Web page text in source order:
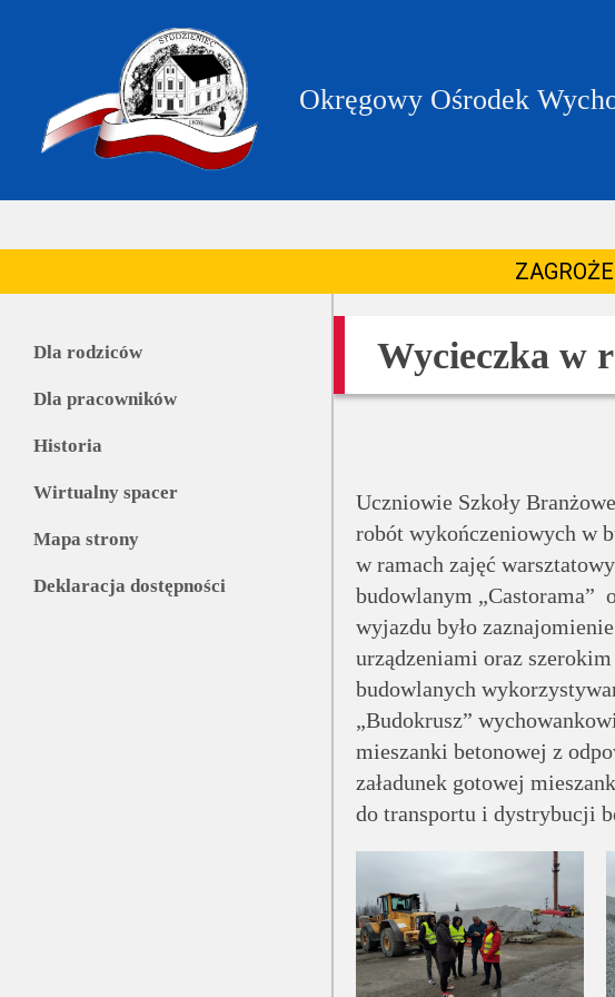
Okręgowy Ośrodek
Dla rodziców
Dla pracowników
Historia
Wirtualny spacer
Mapa strony
Deklaracja dostępności
Wycieczka w
Uczniowie Szkoły
robót wykończeniowych w
w ramach zajęć
budowlanym „Castorama”
wyjazdu było
urządzeniami oraz
budowlanych
„Budokrusz”
mieszanki betonowej z
załadunek gotowej
do transportu i dystrybucji